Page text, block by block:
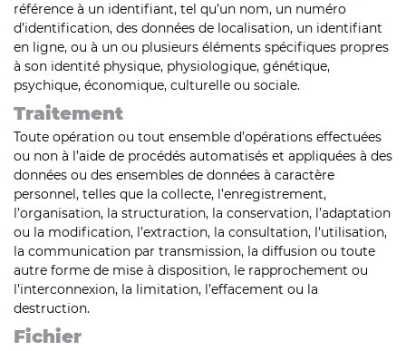
référence à un identifiant, tel qu’un nom, un numéro
d’identification, des données de localisation, un identifiant
en ligne, ou à un ou plusieurs éléments spécifiques propres
à son identité physique, physiologique, génétique,
psychique, économique, culturelle ou sociale.
Traitement
Toute opération ou tout ensemble d’opérations effectuées
ou non à l’aide de procédés automatisés et appliquées à des
données ou des ensembles de données à caractère
personnel, telles que la collecte, l’enregistrement,
l’organisation, la structuration, la conservation, l’adaptation
ou la modification, l’extraction, la consultation, l’utilisation,
la communication par transmission, la diffusion ou toute
autre forme de mise à disposition, le rapprochement ou
l’interconnexion, la limitation, l’effacement ou la
destruction.
Fichier